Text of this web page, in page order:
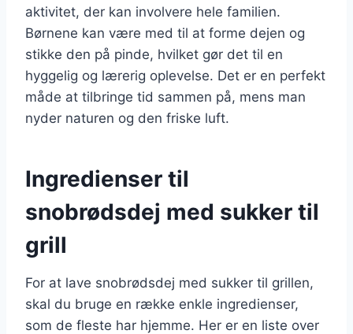
aktivitet, der kan involvere hele familien.
Børnene kan være med til at forme dejen og
stikke den på pinde, hvilket gør det til en
hyggelig og lærerig oplevelse. Det er en perfekt
måde at tilbringe tid sammen på, mens man
nyder naturen og den friske luft.
Ingredienser til
snobrødsdej med sukker til
grill
For at lave snobrødsdej med sukker til grillen,
skal du bruge en række enkle ingredienser,
som de fleste har hjemme. Her er en liste over